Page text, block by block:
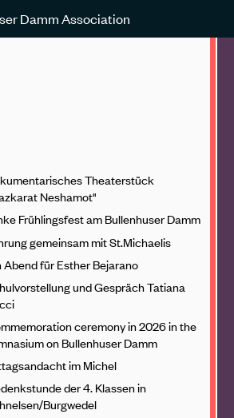
Damm Association
Theaterstück
Neshamot"
Frühlingsfest am Bullenhuser Damm
gemeinsam mit St.Michaelis
Abend für Esther Bejarano
und Gespräch Tatiana
ceremony in 2026 in the
on Bullenhuser Damm
im Michel
der 4. Klassen in
Burgwedel